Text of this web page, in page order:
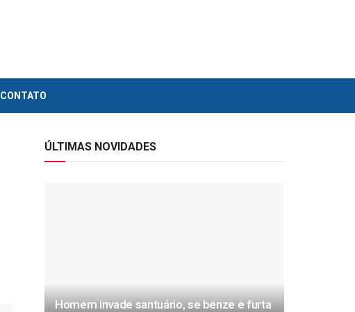
CONTATO
ÚLTIMAS NOVIDADES
Homem invade santuário, se benze e furta